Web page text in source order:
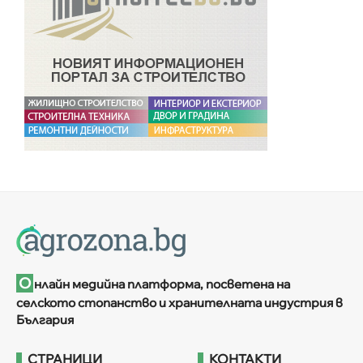
О нлайн медийна платформа, посветена на
селското стопанство и хранителната индустрия в
България
СТРАНИЦИ КОНТАКТИ